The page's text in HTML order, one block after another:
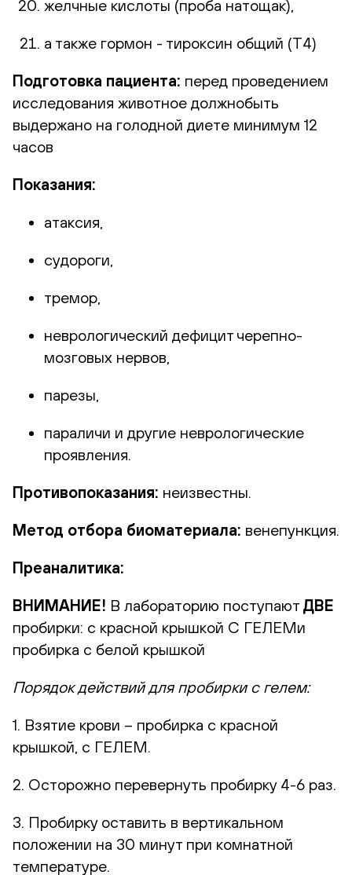
желчные кислоты (проба натощак),
а также гормон - тироксин общий (Т4)
Подготовка пациента: перед проведением
исследования животное должнобыть
выдержано на голодной диете минимум 12
часов
Показания:
атаксия,
судороги,
тремор,
неврологический дефицит черепно-
мозговых нервов,
парезы,
параличи и другие неврологические
проявления.
Противопоказания: неизвестны.
Метод отбора биоматериала: венепункция.
Преаналитика:
ВНИМАНИЕ! В лабораторию поступают ДВЕ
пробирки: с красной крышкой С ГЕЛЕМи
пробирка с белой крышкой
Порядок действий для пробирки с гелем:
1. Взятие крови – пробирка с красной
крышкой, с ГЕЛЕМ.
2. Осторожно перевернуть пробирку 4-6 раз.
3. Пробирку оставить в вертикальном
положении на 30 минут при комнатной
температуре.